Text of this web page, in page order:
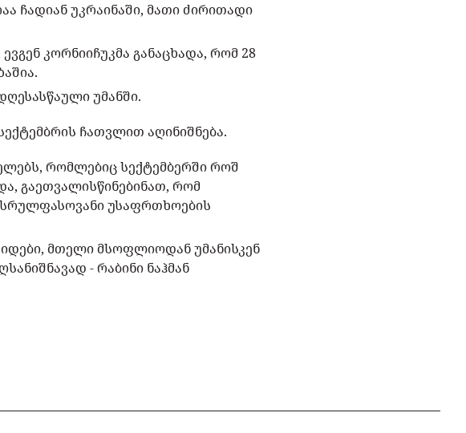
ჩადიან უკრაინაში, მათი ძირითადი
კორნიიჩუკმა განაცხადა, რომ 28
უმანში.
ჩათვლით აღინიშნება.
რომლებიც სექტემბერში როშ
გაეთვალისწინებინათ, რომ
სრულფასოვანი უსაფრთხოების
მთელი მსოფლიოდან უმანისკენ
- რაბინი ნაჰმან